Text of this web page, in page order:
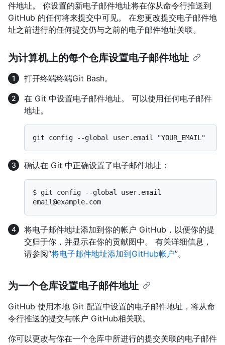
件地址。 你设置的新电子邮件地址将在你从命令行推送到
GitHub 的任何将来提交中可见。 在您更改提交电子邮件地
址之前进行的任何提交仍与之前的电子邮件地址关联。
为计算机上的每个仓库设置电子邮件地址
打开终端终端Git Bash。
在 Git 中设置电子邮件地址。 可以使用任何电子邮件
地址。
确认在 Git 中正确设置了电子邮件地址：
$ git config --global user.email
将电子邮件地址添加到你的帐户 GitHub，以便你的提
交归于你，并显示在你的贡献图中。 有关详细信息，
请参阅“将电子邮件地址添加到GitHub帐户”。
为一个仓库设置电子邮件地址
GitHub 使用本地 Git 配置中设置的电子邮件地址，将从命
令行推送的提交与帐户 GitHub相关联。
你可以更改与你在一个仓库中所进行的提交关联的电子邮件